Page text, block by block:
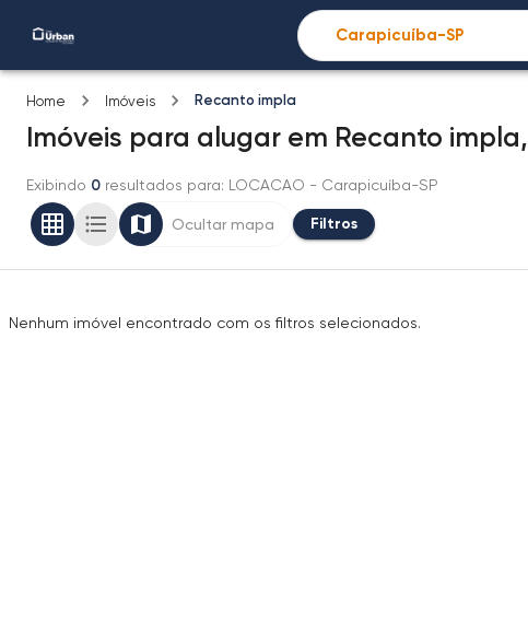
Home Imóveis Recanto impla
Imóveis para alugar em Recanto impla,
Exibindo 0 resultados para: LOCACAO - Carapicuíba-SP
Ocultar mapa Filtros
Nenhum imóvel encontrado com os filtros selecionados.